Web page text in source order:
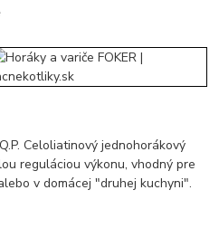
Celoliatinový jednohorákový
reguláciou výkonu, vhodný pre
v domácej "druhej kuchyni".